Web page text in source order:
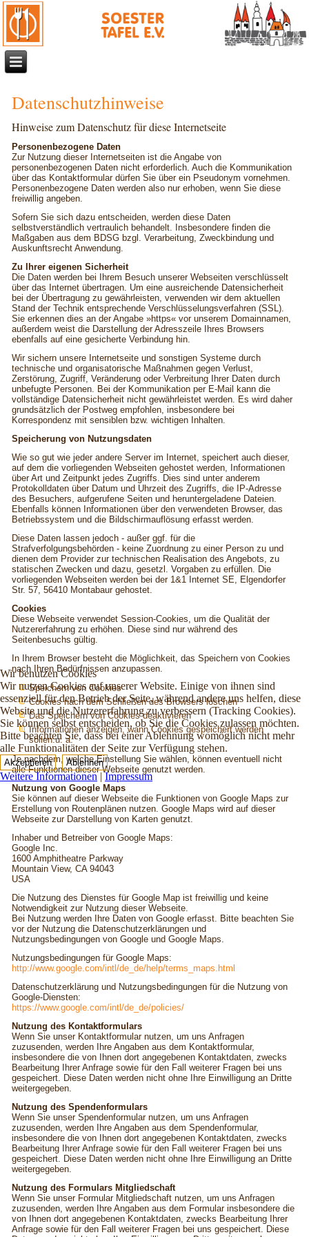
Datenschutzhinweise
Hinweise zum Datenschutz für diese Internetseite
Personenbezogene Daten
Zur Nutzung dieser Internetseiten ist die Angabe von
personenbezogenen Daten nicht erforderlich. Auch die Kommunikation
über das Kontaktformular dürfen Sie über ein Pseudonym vornehmen.
Personenbezogene Daten werden also nur erhoben, wenn Sie diese
freiwillig angeben.
Sofern Sie sich dazu entscheiden, werden diese Daten
selbstverständlich vertraulich behandelt. Insbesondere finden die
Maßgaben aus dem BDSG bzgl. Verarbeitung, Zweckbindung und
Auskunftsrecht Anwendung.
Zu Ihrer eigenen Sicherheit
Die Daten werden bei Ihrem Besuch unserer Webseiten verschlüsselt
über das Internet übertragen. Um eine ausreichende Datensicherheit
bei der Übertragung zu gewährleisten, verwenden wir dem aktuellen
Stand der Technik entsprechende Verschlüsselungsverfahren (SSL).
Sie erkennen dies an der Angabe »https« vor unserem Domainnamen,
außerdem weist die Darstellung der Adresszeile Ihres Browsers
ebenfalls auf eine gesicherte Verbindung hin.
Wir sichern unsere Internetseite und sonstigen Systeme durch
technische und organisatorische Maßnahmen gegen Verlust,
Zerstörung, Zugriff, Veränderung oder Verbreitung Ihrer Daten durch
unbefugte Personen. Bei der Kommunikation per E-Mail kann die
vollständige Datensicherheit nicht gewährleistet werden. Es wird daher
grundsätzlich der Postweg empfohlen, insbesondere bei
Korrespondenz mit sensiblen bzw. wichtigen Inhalten.
Speicherung von Nutzungsdaten
Wie so gut wie jeder andere Server im Internet, speichert auch dieser,
auf dem die vorliegenden Webseiten gehostet werden, Informationen
über Art und Zeitpunkt jedes Zugriffs. Dies sind unter anderem
Protokolldaten über Datum und Uhrzeit des Zugriffs, die IP-Adresse
des Besuchers, aufgerufene Seiten und heruntergeladene Dateien.
Ebenfalls können Informationen über den verwendeten Browser, das
Betriebssystem und die Bildschirmauflösung erfasst werden.
Diese Daten lassen jedoch - außer ggf. für die
Strafverfolgungsbehörden - keine Zuordnung zu einer Person zu und
dienen dem Provider zur technischen Realisation des Angebots, zu
statischen Zwecken und dazu, gesetzl. Vorgaben zu erfüllen. Die
vorliegenden Webseiten werden bei der 1&1 Internet SE, Elgendorfer
Str. 57, 56410 Montabaur gehostet.
Cookies
Diese Webseite verwendet Session-Cookies, um die Qualität der
Nutzererfahrung zu erhöhen. Diese sind nur während des
Seitenbesuchs gültig.
In Ihrem Browser besteht die Möglichkeit, das Speichern von Cookies
nach Ihren Bedürfnissen anzupassen.
Speichern von Cookies
Cookies nach dem Schließen des Browsers löschen
Das Speichern von Cookies deaktivieren
Informationen anzeigen, wann Cookies gespeichert werden
sollen.u. a.
Je nachdem, welche Einstellung Sie wählen, können eventuell nicht
alle Funktionen dieser Webseite genutzt werden.
Nutzung von Google Maps
Sie können auf dieser Webseite die Funktionen von Google Maps zur
Erstellung von Routenplänen nutzen. Google Maps wird auf dieser
Webseite zur Darstellung von Karten genutzt.
Inhaber und Betreiber von Google Maps:
Google Inc.
1600 Amphitheatre Parkway
Mountain View, CA 94043
USA
Die Nutzung des Dienstes für Google Map ist freiwillig und keine
Notwendigkeit zur Nutzung dieser Webseite.
Bei Nutzung werden Ihre Daten von Google erfasst. Bitte beachten Sie
vor der Nutzung die Datenschutzerklärungen und
Nutzungsbedingungen von Google und Google Maps.
Nutzungsbedingungen für Google Maps:
http://www.google.com/intl/de_de/help/terms_maps.html
Datenschutzerklärung und Nutzungsbedingungen für die Nutzung von
Google-Diensten:
https://www.google.com/intl/de_de/policies/
Nutzung des Kontaktformulars
Wenn Sie unser Kontaktformular nutzen, um uns Anfragen
zuzusenden, werden Ihre Angaben aus dem Kontaktformular,
insbesondere die von Ihnen dort angegebenen Kontaktdaten, zwecks
Bearbeitung Ihrer Anfrage sowie für den Fall weiterer Fragen bei uns
gespeichert. Diese Daten werden nicht ohne Ihre Einwilligung an Dritte
weitergegeben.
Nutzung des Spendenformulars
Wenn Sie unser Spendenformular nutzen, um uns Anfragen
zuzusenden, werden Ihre Angaben aus dem Spendenformular,
insbesondere die von Ihnen dort angegebenen Kontaktdaten, zwecks
Bearbeitung Ihrer Anfrage sowie für den Fall weiterer Fragen bei uns
gespeichert. Diese Daten werden nicht ohne Ihre Einwilligung an Dritte
weitergegeben.
Nutzung des Formulars Mitgliedschaft
Wenn Sie unser Formular Mitgliedschaft nutzen, um uns Anfragen
zuzusenden, werden Ihre Angaben aus dem Formular insbesondere die
von Ihnen dort angegebenen Kontaktdaten, zwecks Bearbeitung Ihrer
Anfrage sowie für den Fall weiterer Fragen bei uns gespeichert. Diese
Wir benutzen Cookies
Wir nutzen Cookies auf unserer Website. Einige von ihnen sind
essenziell für den Betrieb der Seite, während andere uns helfen, diese
Website und die Nutzererfahrung zu verbessern (Tracking Cookies).
Sie können selbst entscheiden, ob Sie die Cookies zulassen möchten.
Bitte beachten Sie, dass bei einer Ablehnung womöglich nicht mehr
alle Funktionalitäten der Seite zur Verfügung stehen.
Akzeptieren Ablehnen
Weitere Informationen|Impressum